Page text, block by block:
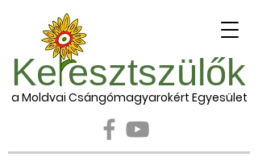
Ke esztszülők
a Moldvai Csángómagyarokért Egyesület